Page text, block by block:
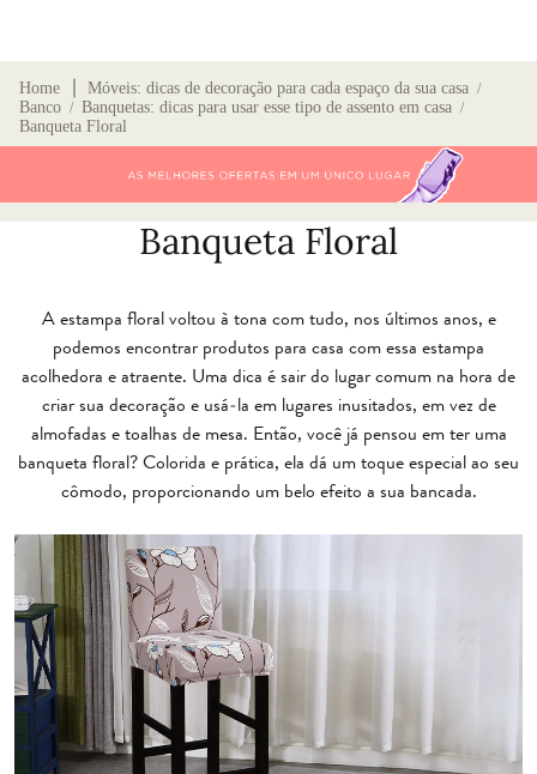
Home Móveis: dicas de decoração para cada espaço da sua casa /
Banco / Banquetas: dicas para usar esse tipo de assento em casa /
Banqueta Floral
Banqueta Floral
A estampa floral voltou à tona com tudo, nos últimos anos, e
podemos encontrar produtos para casa com essa estampa
acolhedora e atraente. Uma dica é sair do lugar comum na hora de
criar sua decoração e usá-la em lugares inusitados, em vez de
almofadas e toalhas de mesa. Então, você já pensou em ter uma
banqueta floral? Colorida e prática, ela dá um toque especial ao seu
cômodo, proporcionando um belo efeito a sua bancada.